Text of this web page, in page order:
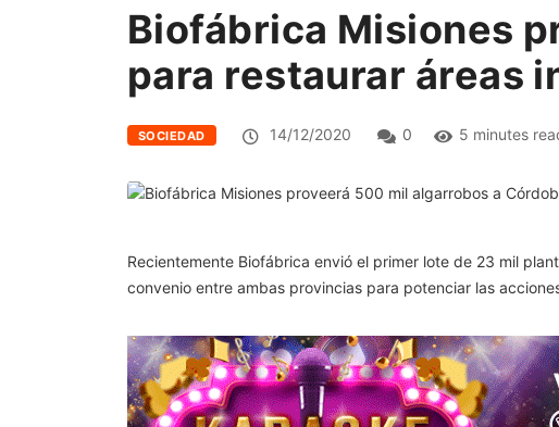
Biofábrica Misiones
para restaurar áreas
SOCIEDAD 14/12/2020 0 5 minutes
Recientemente Biofábrica envió el primer lote de 23 mil
convenio entre ambas provincias para potenciar las